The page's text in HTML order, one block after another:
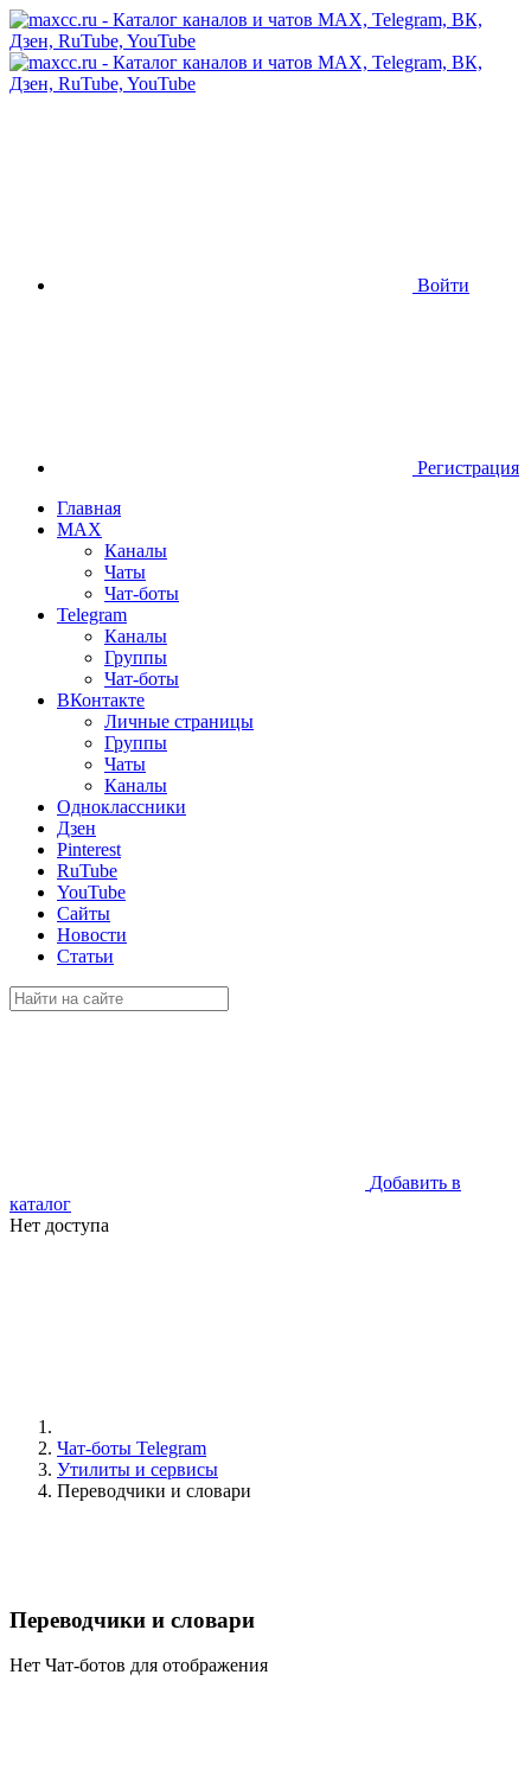
Войти
Регистрация
Главная
MAX
Каналы
Чаты
Чат-боты
Telegram
Каналы
Группы
Чат-боты
ВКонтакте
Личные страницы
Группы
Чаты
Каналы
Одноклассники
Дзен
Pinterest
RuTube
YouTube
Сайты
Новости
Статьи
Добавить в
каталог
Нет доступа
Чат-боты Telegram
Утилиты и сервисы
Переводчики и словари
Переводчики и словари
Нет Чат-ботов для отображения